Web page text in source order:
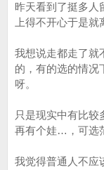
昨天看到了挺多人
上得不开心于是
我想说走都走了就
的，有的选的情况
呀。
只是现实中有比较
再有个娃…，可选
我觉得普通人不应